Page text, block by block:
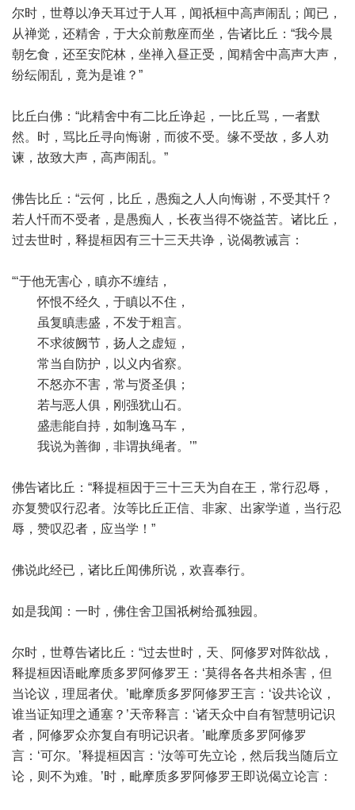
尔时，世尊以净天耳过于人耳，闻祇桓中高声闹乱；闻已，
从禅觉，还精舍，于大众前敷座而坐，告诸比丘：“我今晨
朝乞食，还至安陀林，坐禅入昼正受，闻精舍中高声大声，
纷纭闹乱，竟为是谁？”
比丘白佛：“此精舍中有二比丘诤起，一比丘骂，一者默
然。时，骂比丘寻向悔谢，而彼不受。缘不受故，多人劝
谏，故致大声，高声闹乱。”
佛告比丘：“云何，比丘，愚痴之人人向悔谢，不受其忏？
若人忏而不受者，是愚痴人，长夜当得不饶益苦。诸比丘，
过去世时，释提桓因有三十三天共诤，说偈教诫言：
“‘于他无害心，瞋亦不缠结，
怀恨不经久，于瞋以不住，
虽复瞋恚盛，不发于粗言。
不求彼阙节，扬人之虚短，
常当自防护，以义内省察。
不怒亦不害，常与贤圣俱；
若与恶人俱，刚强犹山石。
盛恚能自持，如制逸马车，
我说为善御，非谓执绳者。’”
佛告诸比丘：“释提桓因于三十三天为自在王，常行忍辱，
亦复赞叹行忍者。汝等比丘正信、非家、出家学道，当行忍
辱，赞叹忍者，应当学！”
佛说此经已，诸比丘闻佛所说，欢喜奉行。
如是我闻：一时，佛住舍卫国祇树给孤独园。
尔时，世尊告诸比丘：“过去世时，天、阿修罗对阵欲战，
释提桓因语毗摩质多罗阿修罗王：‘莫得各各共相杀害，但
当论议，理屈者伏。’毗摩质多罗阿修罗王言：‘设共论议，
谁当证知理之通塞？’天帝释言：‘诸天众中自有智慧明记识
者，阿修罗众亦复自有明记识者。’毗摩质多罗阿修罗
言：‘可尔。’释提桓因言：‘汝等可先立论，然后我当随后立
论，则不为难。’时，毗摩质多罗阿修罗王即说偈立论言：